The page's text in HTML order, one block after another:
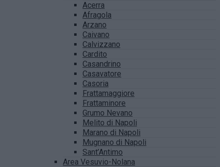
Acerra
Afragola
Arzano
Caivano
Calvizzano
Cardito
Casandrino
Casavatore
Casoria
Frattamaggiore
Frattaminore
Grumo Nevano
Melito di Napoli
Marano di Napoli
Mugnano di Napoli
Sant’Antimo
Area Vesuvio-Nolana